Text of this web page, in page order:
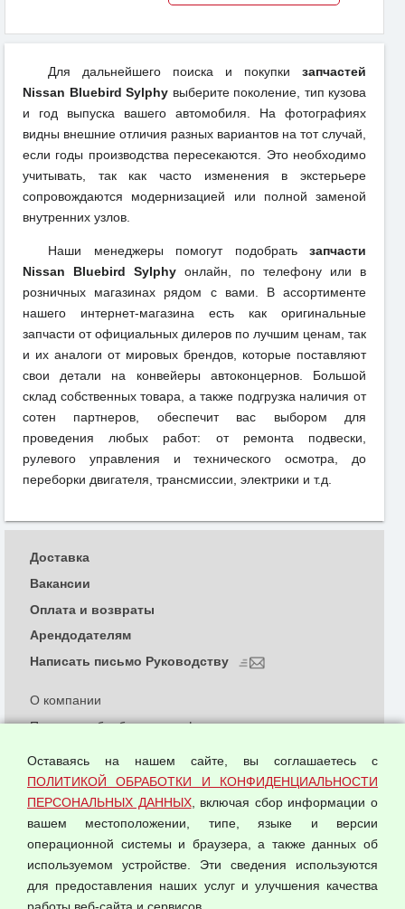
Для дальнейшего поиска и покупки запчастей
Nissan Bluebird Sylphy выберите поколение, тип кузова
и год выпуска вашего автомобиля. На фотографиях
видны внешние отличия разных вариантов на тот случай,
если годы производства пересекаются. Это необходимо
учитывать, так как часто изменения в экстерьере
сопровождаются модернизацией или полной заменой
внутренних узлов.
Наши менеджеры помогут подобрать запчасти
Nissan Bluebird Sylphy онлайн, по телефону или в
розничных магазинах рядом с вами. В ассортименте
нашего интернет-магазина есть как оригинальные
запчасти от официальных дилеров по лучшим ценам, так
и их аналоги от мировых брендов, которые поставляют
свои детали на конвейеры автоконцернов. Большой
склад собственных товара, а также подгрузка наличия от
сотен партнеров, обеспечит вас выбором для
проведения любых работ: от ремонта подвески,
рулевого управления и технического осмотра, до
переборки двигателя, трансмиссии, электрики и т.д.
© 2026 ООО "Феникс"
О компании
Политика обработки и конфиденциальности
Согласием на обработку персональных данных
Оферта оптовой купли-продажи
Публичная оферта
Доставка
Вакансии
Оплата и возвраты
Арендодателям
Написать письмо Руководству
Оставаясь на нашем сайте, вы соглашаетесь с
ПОЛИТИКОЙ ОБРАБОТКИ И КОНФИДЕНЦИАЛЬНОСТИ
ПЕРСОНАЛЬНЫХ ДАННЫХ, включая сбор информации о
вашем местоположении, типе, языке и версии
операционной системы и браузера, а также данных об
используемом устройстве. Эти сведения используются
для предоставления наших услуг и улучшения качества